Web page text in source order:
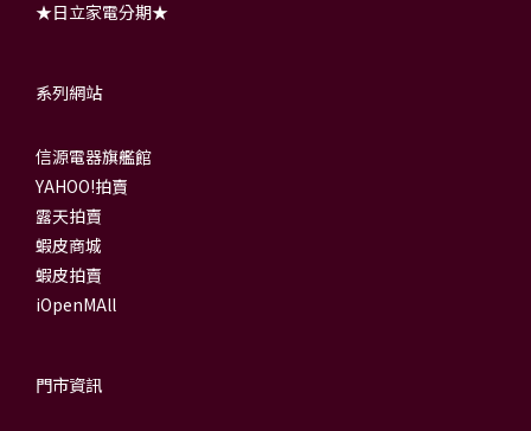
★日立家電分期★
系列網站
信源電器旗艦館
YAHOO!拍賣
露天拍賣
蝦皮商城
蝦皮拍賣
iOpenMAll
門市資訊